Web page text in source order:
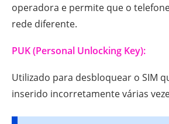
operadora e permite que o
rede diferente.
PUK (Personal Unlocking Key):
Utilizado para desbloquear o SIM
inserido incorretamente várias